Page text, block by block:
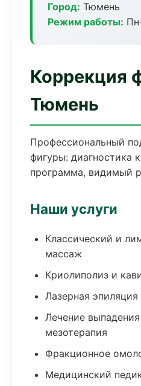
Город: Тюмень
Режим работы:
Коррекция
Тюмень
Профессиональный
фигуры: диагностика
программа, видимый
Наши услуги
Классический и
массаж
Криолиполиз и
Лазерная эпиляция
Лечение
мезотерапия
Фракционное
Медицинский